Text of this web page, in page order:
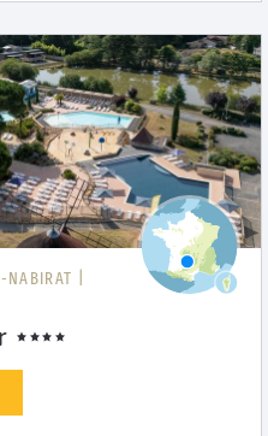
|